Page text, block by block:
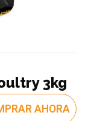
3kg
AHORA